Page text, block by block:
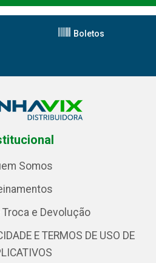
Boletos
Somos
e Devolução
E TERMOS DE USO DE